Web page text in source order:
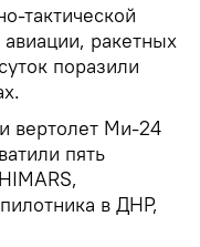
тактической
ракетных
поразили
вертолет Ми-24
пять
в ДНР,